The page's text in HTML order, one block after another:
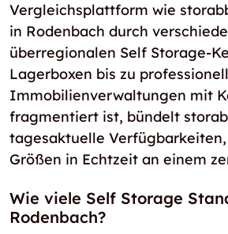
Vergleichsplattform wie
in Rodenbach durch
überregionalen Self Storage-
Lagerboxen bis zu
Immobilienverwaltungen mit
fragmentiert ist, bündelt
tagesaktuelle Verfügbarkeiten,
Größen in Echtzeit an einem
Wie viele Self Storage
Rodenbach?